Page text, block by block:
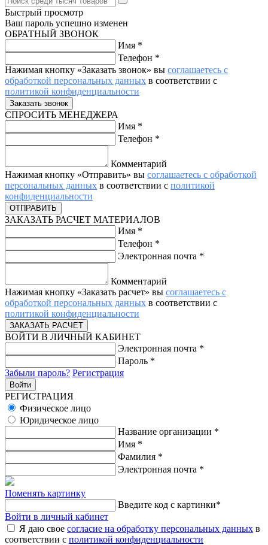
Быстрый просмотр
Ваш пароль успешно изменен
ОБРАТНЫЙ ЗВОНОК
Имя *
Телефон *
Нажимая кнопку «Заказать звонок» вы соглашаетесь с
обработкой персональных данных в соответствии с
политикой конфиденциальности
СПРОСИТЬ МЕНЕДЖЕРА
Имя *
Телефон *
Комментарий
Нажимая кнопку «Отправить» вы соглашаетесь с обработкой
персональных данных в соответствии с политикой
конфиденциальности
ЗАКАЗАТЬ РАСЧЕТ МАТЕРИАЛОВ
Имя *
Телефон *
Электронная почта *
Комментарий
Нажимая кнопку «Заказать расчет» вы соглашаетесь с
обработкой персональных данных в соответствии с
политикой конфиденциальности
ВОЙТИ В ЛИЧНЫЙ КАБИНЕТ
Электронная почта *
Пароль *
Забыли пароль? Регистрация
РЕГИСТРАЦИЯ
Физическое лицо
Юридическое лицо
Название организации *
Имя *
Фамилия *
Электронная почта *
Поменять картинку
Введите код с картинки*
Войти в личный кабинет
Я даю свое согласие на обработку персональных данных в
соответствии с политикой конфиденциальности